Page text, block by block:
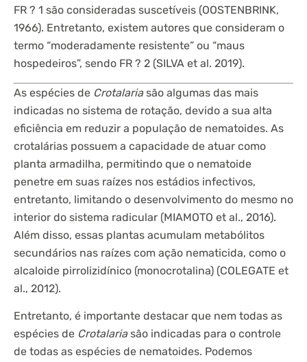
FR ? 1 são consideradas suscetíveis (OOSTENBRINK,
1966). Entretanto, existem autores que consideram o
termo “moderadamente resistente” ou “maus
hospedeiros”, sendo FR ? 2 (SILVA et al. 2019).
As espécies de Crotalariasão algumas das mais
indicadas no sistema de rotação, devido a sua alta
eficiência em reduzir a população de nematoides. As
crotalárias possuem a capacidade de atuar como
planta armadilha, permitindo que o nematoide
penetre em suas raízes nos estádios infectivos,
entretanto, limitando o desenvolvimento do mesmo no
interior do sistema radicular (MIAMOTO et al., 2016).
Além disso, essas plantas acumulam metabólitos
secundários nas raízes com ação nematicida, como o
alcaloide pirrolizidínico (monocrotalina) (COLEGATE et
al., 2012).
Entretanto, é importante destacar que nem todas as
espécies de Crotalariasão indicadas para o controle
de todas as espécies de nematoides. Podemos